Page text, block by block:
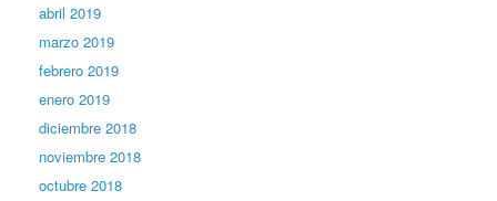
abril 2019
marzo 2019
febrero 2019
enero 2019
diciembre 2018
noviembre 2018
octubre 2018